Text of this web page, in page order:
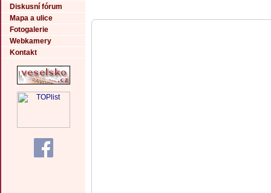
Diskusní fórum
Mapa a ulice
Fotogalerie
Webkamery
Kontakt